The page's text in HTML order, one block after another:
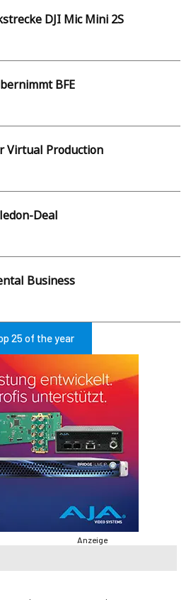
DJI Mic Mini 2S
BFE
Virtual Production
Deal
Business
25 of the year
Anzeige